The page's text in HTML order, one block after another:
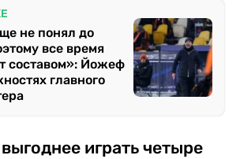
не понял до
все время
составом»: Йожеф
главного
играть четыре